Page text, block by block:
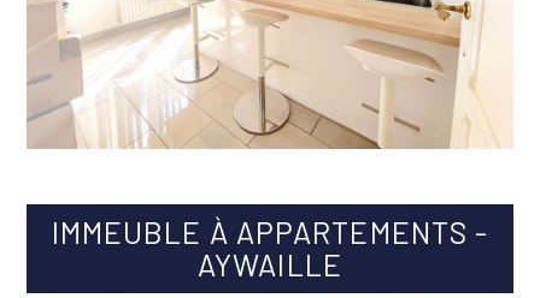
IMMEUBLE À APPARTEMENTS -
AYWAILLE